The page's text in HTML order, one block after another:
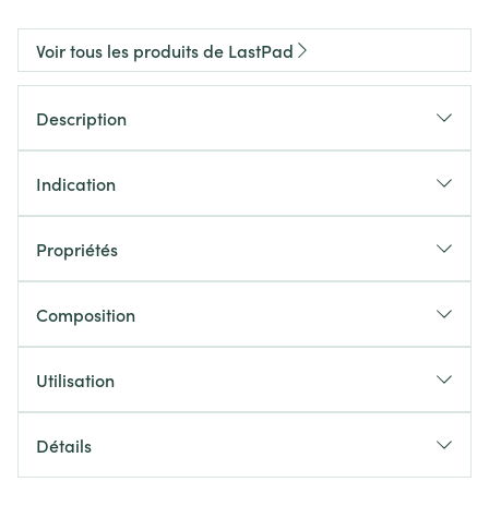
Voir tous les produits de LastPad
Description
Indication
Propriétés
Composition
Utilisation
Détails